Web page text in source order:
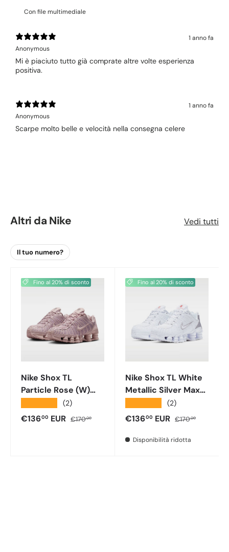
Con file multimediale
1 anno fa
Anonymous
Mi è piaciuto tutto già comprate altre volte esperienza
positiva.
1 anno fa
Anonymous
Scarpe molto belle e velocità nella consegna celere
Altri da Nike Vedi tutti
Fino al 20% di sconto
Nike Shox TL
Particle Rose (W)
Ar3566 601(2)
Prezzo di vendita
€13600 EUR Prezzo normale
€17000
Fino al 20% di sconto
Nike Shox TL White
Metallic Silver Max
Orange (W) Ar3566
100
(2)
Prezzo di vendita
€13600 EUR Prezzo normale
€17000
Disponibilità ridotta